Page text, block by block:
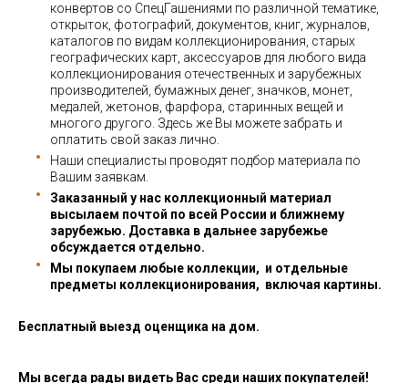
конвертов со СпецГашениями по различной тематике,
открыток, фотографий, документов, книг, журналов,
каталогов по видам коллекционирования, старых
географических карт, аксессуаров для любого вида
коллекционирования отечественных и зарубежных
производителей, бумажных денег, значков, монет,
медалей, жетонов, фарфора, старинных вещей и
многого другого. Здесь же Вы можете забрать и
оплатить свой заказ лично.
Наши специалисты проводят подбор материала по
Вашим заявкам.
Заказанный у нас коллекционный материал
высылаем почтой по всей России и ближнему
зарубежью. Доставка в дальнее зарубежье
обсуждается отдельно.
Мы покупаем любые коллекции, и отдельные
предметы коллекционирования, включая картины.
Бесплатный выезд оценщика на дом.
Мы всегда рады видеть Вас среди наших покупателей!